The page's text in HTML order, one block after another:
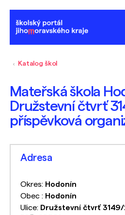
Katalog škol
Mateřská škola
Družstevní čtvrť
příspěvková
Adresa
Okres: Hodonín
Obec : Hodonín
Ulice: Družstevní čtvrť 3149/